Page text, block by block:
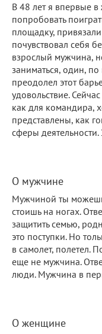
В 48 лет я впервые
попробовать
площадку,
почувствовал себя
взрослый мужчина,
заниматься, один,
преодолел этот
удовольствие.
как для командира,
представлены, как
сферы
О мужчине
Мужчиной ты можешь
стоишь на ногах.
защитить семью,
это поступки. Но
в самолет, полетел.
еще не мужчина.
люди. Мужчина в
О женщине